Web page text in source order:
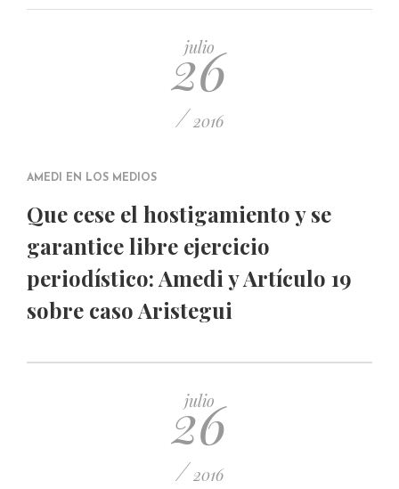
julio
26
/ 2016
AMEDI EN LOS MEDIOS
Que cese el hostigamiento y se
garantice libre ejercicio
periodístico: Amedi y Artículo 19
sobre caso Aristegui
julio
26
/ 2016